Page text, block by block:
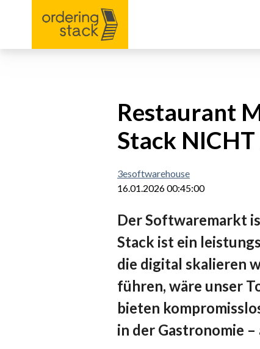
Restaurant
Stack
3esoftwarehouse
16.01.2026 00:45:00
Der Softwaremarkt
Stack ist ein
die digital skalieren
führen, wäre unser
bieten
in der Gastronomie